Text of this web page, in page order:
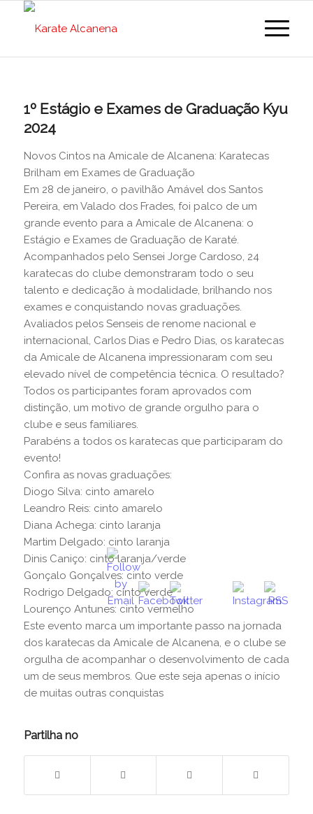
1º Estágio e Exames de Graduação Kyu
2024
Novos Cintos na Amicale de Alcanena: Karatecas
Brilham em Exames de Graduação
Em 28 de janeiro, o pavilhão Amável dos Santos
Pereira, em Valado dos Frades, foi palco de um
grande evento para a Amicale de Alcanena: o
Estágio e Exames de Graduação de Karaté.
Acompanhados pelo Sensei Jorge Cardoso, 24
karatecas do clube demonstraram todo o seu
talento e dedicação à modalidade, brilhando nos
exames e conquistando novas graduações.
Avaliados pelos Senseis de renome nacional e
internacional, Carlos Dias e Pedro Dias, os karatecas
da Amicale de Alcanena impressionaram com seu
elevado nível de competência técnica. O resultado?
Todos os participantes foram aprovados com
distinção, um motivo de grande orgulho para o
clube e seus familiares.
Parabéns a todos os karatecas que participaram do
evento!
Confira as novas graduações:
Diogo Silva: cinto amarelo
Leandro Reis: cinto amarelo
Diana Achega: cinto laranja
Martim Delgado: cinto laranja
Dinis Caniço: cinto laranja/verde
Gonçalo Gonçalves: cinto verde
Rodrigo Delgado: cinto verde
Lourenço Antunes: cinto vermelho
Este evento marca um importante passo na jornada
dos karatecas da Amicale de Alcanena, e o clube se
orgulha de acompanhar o desenvolvimento de cada
um de seus membros. Que este seja apenas o início
de muitas outras conquistas
Partilha no